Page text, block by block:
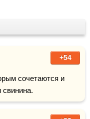
+54
сочетаются и
свинина.